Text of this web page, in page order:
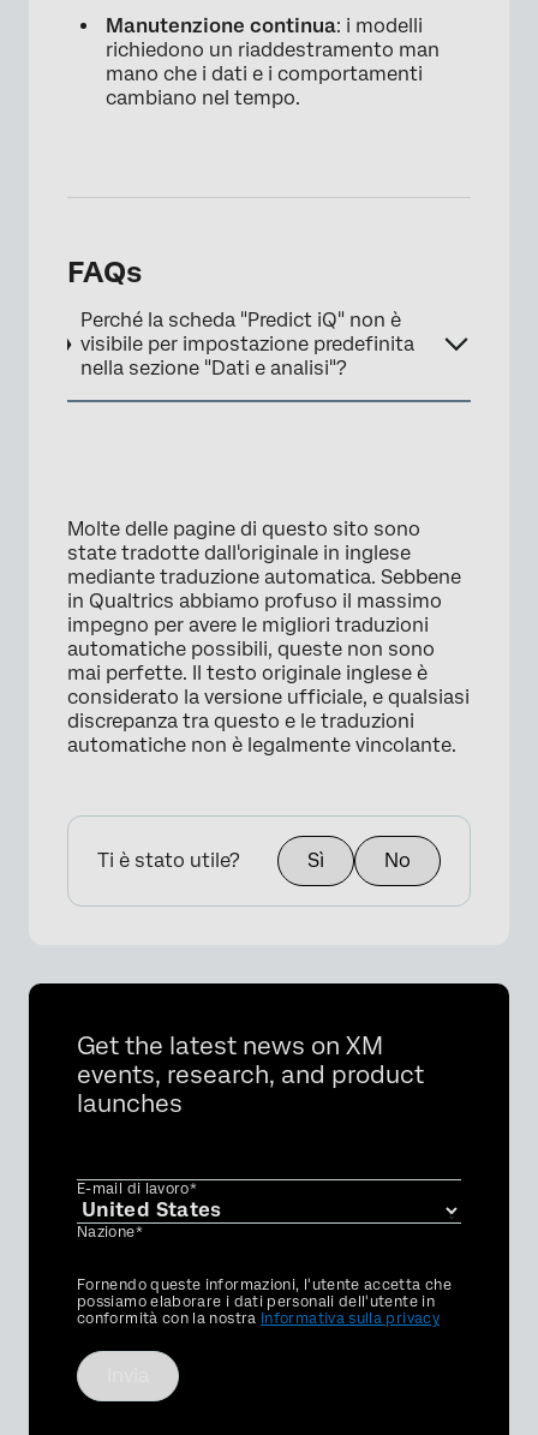
Manutenzione continua: i modelli
richiedono un riaddestramento man
mano che i dati e i comportamenti
cambiano nel tempo.
FAQs
Perché la scheda "Predict iQ" non è
visibile per impostazione predefinita
nella sezione "Dati e analisi"?
Molte delle pagine di questo sito sono
state tradotte dall'originale in inglese
mediante traduzione automatica. Sebbene
in Qualtrics abbiamo profuso il massimo
impegno per avere le migliori traduzioni
automatiche possibili, queste non sono
mai perfette. Il testo originale inglese è
considerato la versione ufficiale, e qualsiasi
discrepanza tra questo e le traduzioni
automatiche non è legalmente vincolante.
Ti è stato utile? Sì No
Get the latest news on XM
events, research, and product
launches
E-mail di lavoro*
Nazione*
Privacy
Optin
Fornendo queste informazioni, l'utente accetta che
possiamo elaborare i dati personali dell'utente in
conformità con la nostra Informativa sulla privacy